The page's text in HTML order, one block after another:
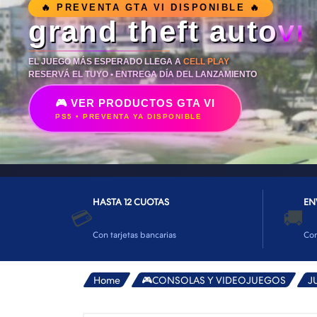
👕INDUMENTARIA🧢
👾COLECCIONABLES🧸
💻MUNDO PC GAMER💻
🔌CABLES Y ADAPTADORES🔌
🤓MUNDO PC OFICINA🤓
🫗GEEK HOME🍵
🔥 PREVENTA GTA VI DISPONIBLE 🔥
grand theft autoVI
EL JUEGO MÁS ESPERADO LLEGA ACELL PLAY
RESERVÁ EL TUYO • ENTREGA DÍA DEL LANZAMIENTO
🎮 VER PRODUCTOS GTA VI
PS5 • PREVENTA YA DISPONIBLE
💳
HASTA 12 CUOTAS
Con tarjetas bancarias
🚚
Home 🎮CONSOLAS Y VIDEOJUEGOS